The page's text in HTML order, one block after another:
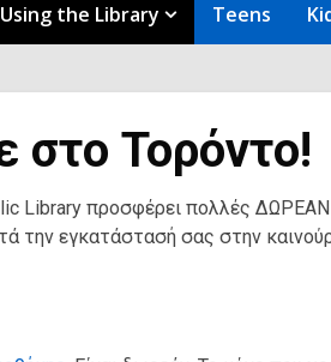
Using the Library Teens
στο Τορόντο!
Library προσφέρει πολλές ΔΩΡΕΑΝ
την εγκατάστασή σας στην